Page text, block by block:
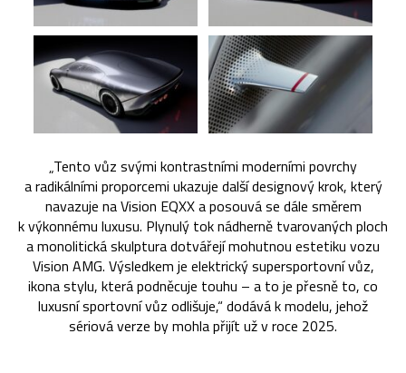
„Tento vůz svými kontrastními moderními povrchy
a radikálními proporcemi ukazuje další designový krok, který
navazuje na Vision EQXX a posouvá se dále směrem
k výkonnému luxusu. Plynulý tok nádherně tvarovaných ploch
a monolitická skulptura dotvářejí mohutnou estetiku vozu
Vision AMG. Výsledkem je elektrický supersportovní vůz,
ikona stylu, která podněcuje touhu – a to je přesně to, co
luxusní sportovní vůz odlišuje,“ dodává k modelu, jehož
sériová verze by mohla přijít už v roce 2025.